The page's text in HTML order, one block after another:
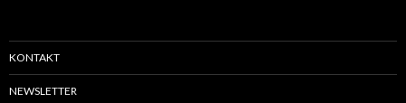
KONTAKT
NEWSLETTER